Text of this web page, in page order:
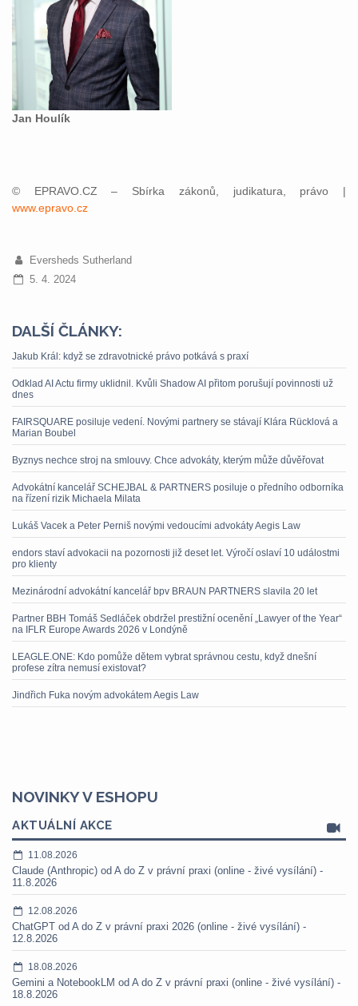
Jan Houlík
© EPRAVO.CZ – Sbírka zákonů, judikatura, právo |
www.epravo.cz
Eversheds Sutherland
5. 4. 2024
DALŠÍ ČLÁNKY:
Jakub Král: když se zdravotnické právo potkává s praxí
Odklad AI Actu firmy uklidnil. Kvůli Shadow AI přitom porušují povinnosti už
dnes
FAIRSQUARE posiluje vedení. Novými partnery se stávají Klára Rücklová a
Marian Boubel
Byznys nechce stroj na smlouvy. Chce advokáty, kterým může důvěřovat
Advokátní kancelář SCHEJBAL & PARTNERS posiluje o předního odborníka
na řízení rizik Michaela Milata
Lukáš Vacek a Peter Perniš novými vedoucími advokáty Aegis Law
endors staví advokacii na pozornosti již deset let. Výročí oslaví 10 událostmi
pro klienty
Mezinárodní advokátní kancelář bpv BRAUN PARTNERS slavila 20 let
Partner BBH Tomáš Sedláček obdržel prestižní ocenění „Lawyer of the Year“
na IFLR Europe Awards 2026 v Londýně
LEAGLE.ONE: Kdo pomůže dětem vybrat správnou cestu, když dnešní
profese zítra nemusí existovat?
Jindřich Fuka novým advokátem Aegis Law
NOVINKY V ESHOPU
AKTUÁLNÍ AKCE
11.08.2026
Claude (Anthropic) od A do Z v právní praxi (online - živé vysílání) -
11.8.2026
12.08.2026
ChatGPT od A do Z v právní praxi 2026 (online - živé vysílání) -
12.8.2026
18.08.2026
Gemini a NotebookLM od A do Z v právní praxi (online - živé vysílání) -
18.8.2026